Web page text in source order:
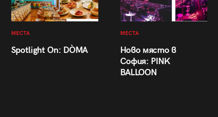
МЕСТА
Spotlight On: DÒMA
МЕСТА
Ново място в
София: PINK
BALLOON